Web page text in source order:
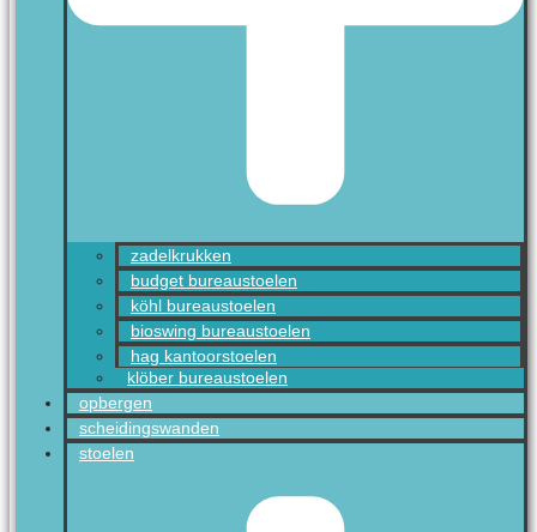
zadelkrukken
budget bureaustoelen
köhl bureaustoelen
bioswing bureaustoelen
hag kantoorstoelen
klöber bureaustoelen
opbergen
scheidingswanden
stoelen